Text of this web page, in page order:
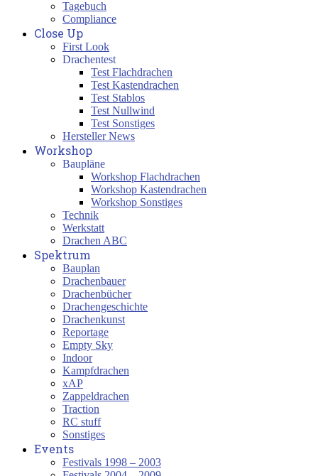
Tagebuch
Compliance
Close Up
First Look
Drachentest
Test Flachdrachen
Test Kastendrachen
Test Stablos
Test Nullwind
Test Sonstiges
Hersteller News
Workshop
Baupläne
Workshop Flachdrachen
Workshop Kastendrachen
Workshop Sonstiges
Technik
Werkstatt
Drachen ABC
Spektrum
Bauplan
Drachenbauer
Drachenbücher
Drachengeschichte
Drachenkunst
Reportage
Empty Sky
Indoor
Kampfdrachen
xAP
Zappeldrachen
Traction
RC stuff
Sonstiges
Events
Festivals 1998 – 2003